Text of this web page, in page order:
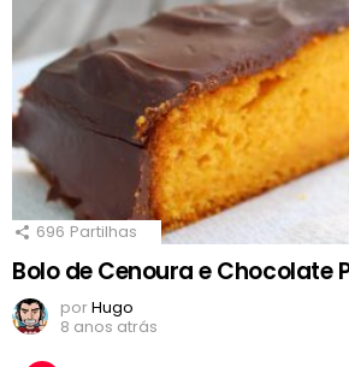
696 Partilhas
Bolo de Cenoura e Chocolate
porHugo
8 anos atrás